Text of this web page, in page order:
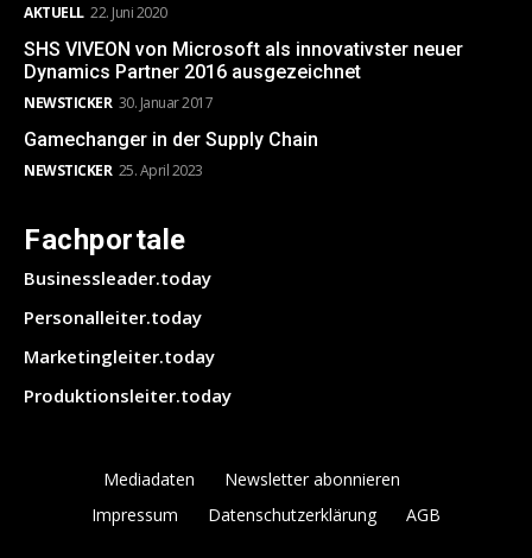
AKTUELL 22. Juni 2020
SHS VIVEON von Microsoft als innovativster neuer
Dynamics Partner 2016 ausgezeichnet
NEWSTICKER 30. Januar 2017
Gamechanger in der Supply Chain
NEWSTICKER 25. April 2023
Fachportale
Businessleader.today
Personalleiter.today
Marketingleiter.today
Produktionsleiter.today
Mediadaten
Newsletter abonnieren
Impressum
Datenschutzerklärung AGB